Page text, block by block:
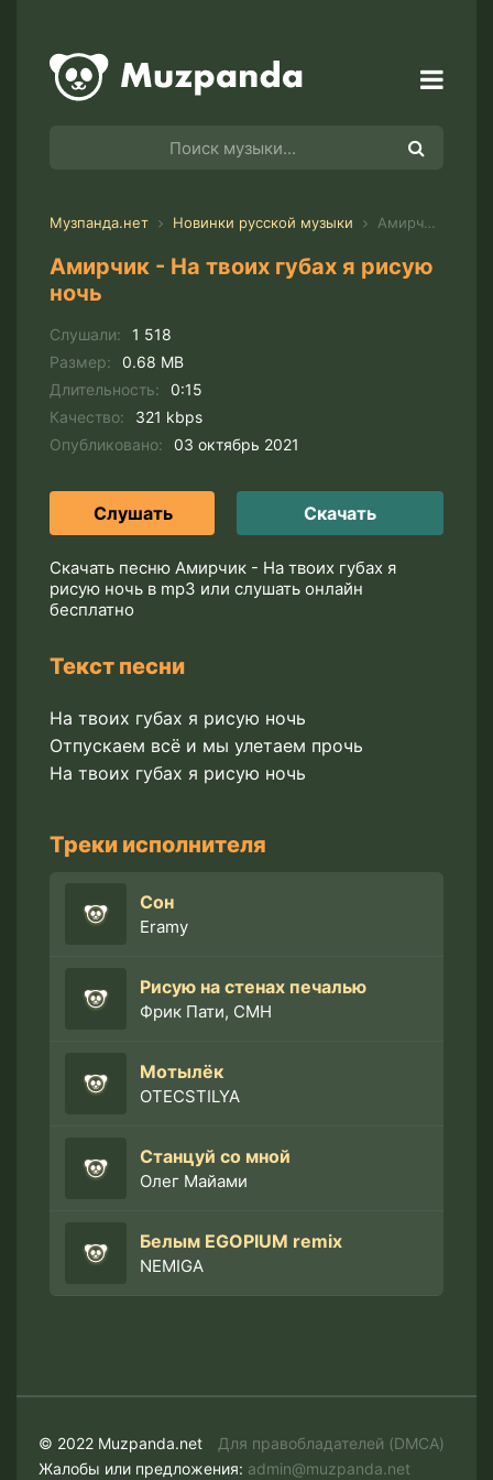
Музпанда.нет Новинки русской музыки Амирчик - На твоих губах я рисую ночь
Амирчик - На твоих губах я рисую
ночь
Слушали:
1 518
Размер:
0.68 MB
Длительность:
0:15
Качество:
321 kbps
Опубликовано:
03 октябрь 2021
Слушать Скачать
Скачать песню Амирчик - На твоих губах я
рисую ночь в mp3 или слушать онлайн
бесплатно
Текст песни
На твоих губах я рисую ночь
Отпускаем всё и мы улетаем прочь
На твоих губах я рисую ночь
Треки исполнителя
Сон
Eramy
Рисую на стенах печалью
Фрик Пати, CMH
Мотылёк
OTECSTILYA
Станцуй со мной
Олег Майами
Белым EGOPIUM remix
NEMIGA
© 2022 Muzpanda.net
Для правобладателей (DMCA)
Жалобы или предложения: admin@muzpanda.net